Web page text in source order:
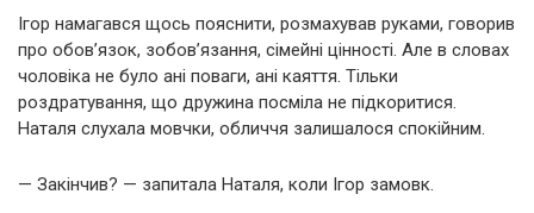
Ігор намагався щось пояснити, розмахував руками, говорив
про обов’язок, зобов’язання, сімейні цінності. Але в словах
чоловіка не було ані поваги, ані каяття. Тільки
роздратування, що дружина посміла не підкоритися.
Наталя слухала мовчки, обличчя залишалося спокійним.
— Закінчив? — запитала Наталя, коли Ігор замовк.